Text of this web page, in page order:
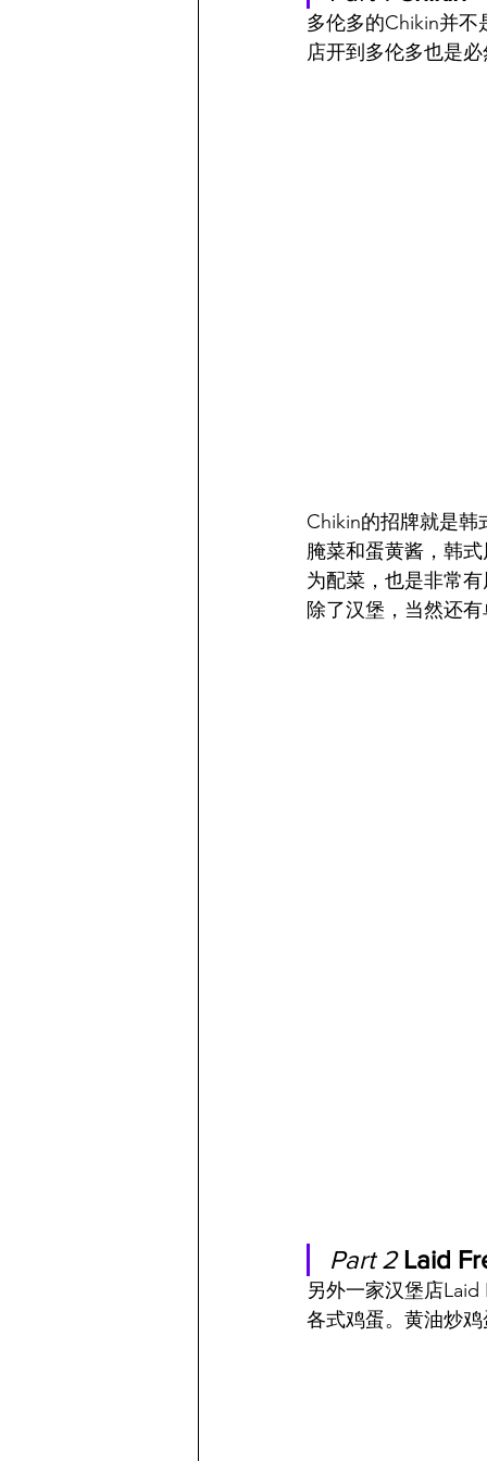
多伦多的Chikin并不
店开到多伦多也是必
Chikin的招牌就是韩
腌菜和蛋黄酱，韩
为配菜，也是非常有
除了汉堡，当然还
Part 2 Laid
另外一家汉堡店
各式鸡蛋。黄油炒